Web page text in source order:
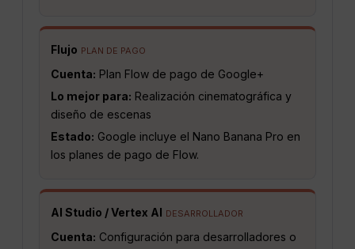
Flujo PLAN DE PAGO
Cuenta: Plan Flow de pago de Google+
Lo mejor para: Realización cinematográfica y
diseño de escenas
Estado: Google incluye el Nano Banana Pro en
los planes de pago de Flow.
AI Studio / Vertex AI DESARROLLADOR
Cuenta: Configuración para desarrolladores o